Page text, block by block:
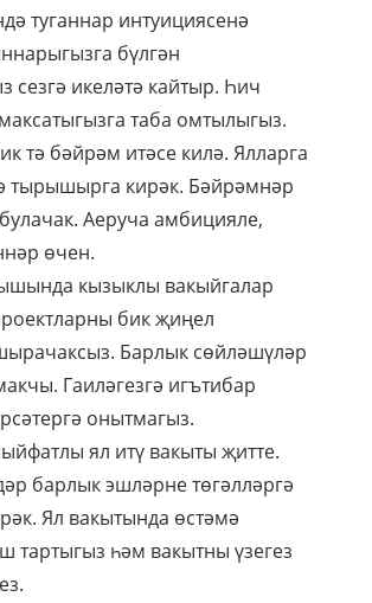
туганнар интуициясенә
бүлгән
сезгә икеләтә кайтыр. Һич
таба омтылыгыз.
тә бәйрәм итәсе килә. Ялларга
тырышырга кирәк. Бәйрәмнәр
Аеруча амбицияле,
өчен.
кызыклы вакыйгалар
бик җиңел
Барлык сөйләшүләр
Гаиләгезгә игътибар
онытмагыз.
ял итү вакыты җитте.
барлык эшләрне төгәлләргә
Ял вакытында өстәмә
тартыгыз һәм вакытны үзегез